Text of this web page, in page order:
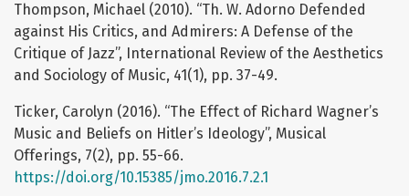
Thompson, Michael (2010). “Th. W. Adorno Defended
against His Critics, and Admirers: A Defense of the
Critique of Jazz”, International Review of the Aesthetics
and Sociology of Music, 41(1), pp. 37-49.
Ticker, Carolyn (2016). “The Effect of Richard Wagner’s
Music and Beliefs on Hitler’s Ideology”, Musical
Offerings, 7(2), pp. 55-66.
https://doi.org/10.15385/jmo.2016.7.2.1